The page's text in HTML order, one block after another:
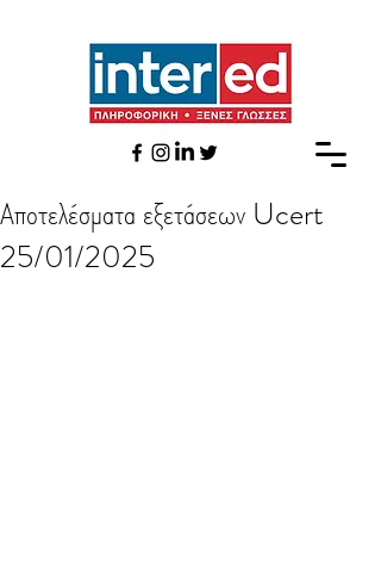
Αποτελέσματα εξετάσεων Ucert
25/01/2025